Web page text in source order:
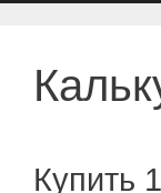
Купить